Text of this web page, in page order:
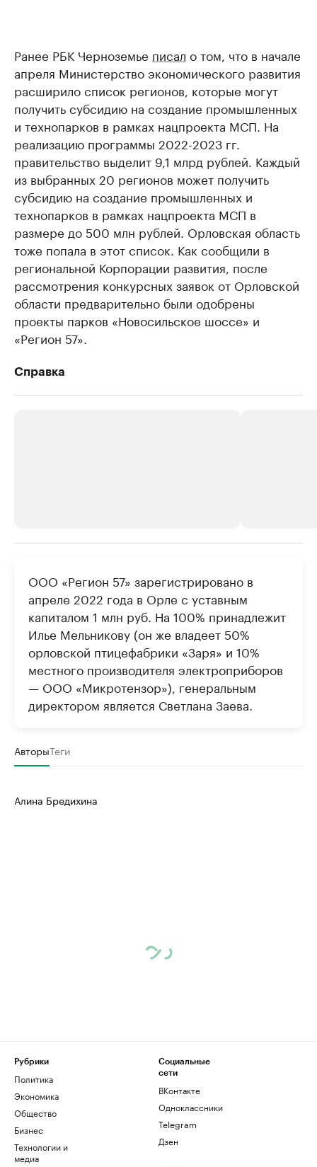
Ранее РБК Черноземье писал о том, что в начале
апреля Министерство экономического развития
расширило список регионов, которые могут
получить субсидию на создание промышленных
и технопарков в рамках нацпроекта МСП. На
реализацию программы 2022-2023 гг.
правительство выделит 9,1 млрд рублей. Каждый
из выбранных 20 регионов может получить
субсидию на создание промышленных и
технопарков в рамках нацпроекта МСП в
размере до 500 млн рублей. Орловская область
тоже попала в этот список. Как сообщили в
региональной Корпорации развития, после
рассмотрения конкурсных заявок от Орловской
области предварительно были одобрены
проекты парков «Новосильское шоссе» и
«Регион 57».
Справка
Делитесь новостями бизнеса на РБК
Управляйте страницей компании и развивайте личные
бренды спикеров бизнеса
Посмотрите
ООО «Регион 57» зарегистрировано в
апреле 2022 года в Орле с уставным
капиталом 1 млн руб. На 100% принадлежит
Илье Мельникову (он же владеет 50%
орловской птицефабрики «Заря» и 10%
местного производителя электроприборов
— ООО «Микротензор»), генеральным
директором является Светлана Заева.
АвторыТеги
Алина Бредихина
Рубрики
Политика
Экономика
Общество
Бизнес
Технологии и
медиа
Социальные
сети
ВКонтакте
Одноклассники
Telegram
Дзен